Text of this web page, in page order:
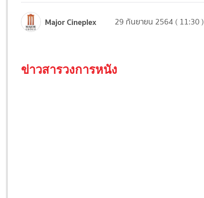
Major Cineplex 29 กันยายน 2564 ( 11:30 )
ข่าวสารวงการหนัง